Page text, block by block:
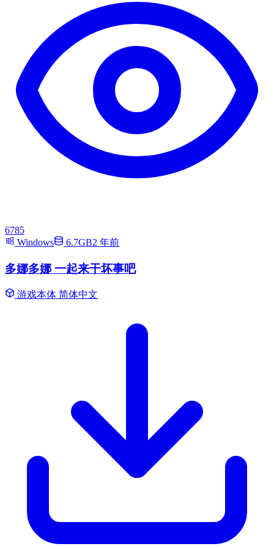
6785
Windows
6.7GB2 年前
多娜多娜 一起来干坏事吧
游戏本体 简体中文